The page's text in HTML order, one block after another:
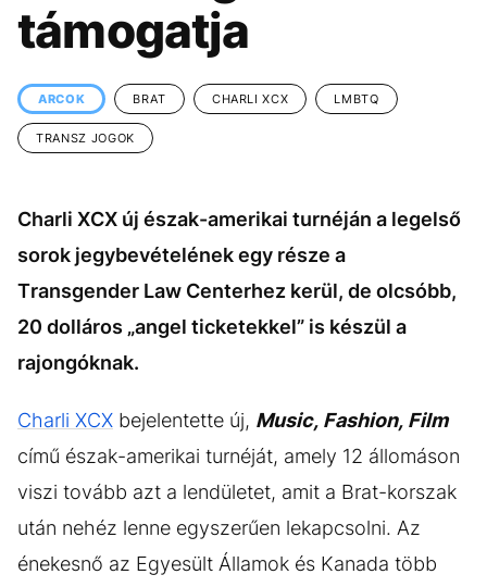
KÖZÉLET
ÉLETMÓD DESIGN
BESZÉLGETÉSEK ARCOK
VIDEÓ
támogatja
ARCOK BRAT CHARLI XCX LMBTQ
TRANSZ JOGOK
Charli XCX új észak-amerikai turnéján a legelső
sorok jegybevételének egy része a
Transgender Law Centerhez kerül, de olcsóbb,
20 dolláros „angel ticketekkel” is készül a
rajongóknak.
Charli XCX bejelentette új, Music, Fashion, Film
című észak-amerikai turnéját, amely 12 állomáson
viszi tovább azt a lendületet, amit a Brat-korszak
után nehéz lenne egyszerűen lekapcsolni. Az
énekesnő az Egyesült Államok és Kanada több